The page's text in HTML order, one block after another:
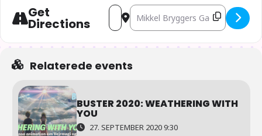
Get
Directions
Address - BUSTER 2020: Laputa -
Destination Address - BUSTER
Relaterede events
BUSTER 2020: WEATHERING WITH
YOU
27. SEPTEMBER 2020 9:30